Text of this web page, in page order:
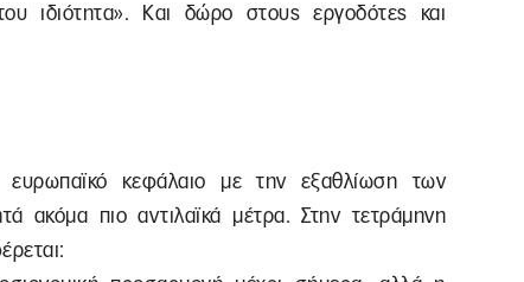
ιδιότητα». Και δώρο στους εργοδότες και
ευρωπαϊκό κεφάλαιο με την εξαθλίωση των
ακόμα πιο αντιλαϊκά μέτρα. Στην τετράμηνη